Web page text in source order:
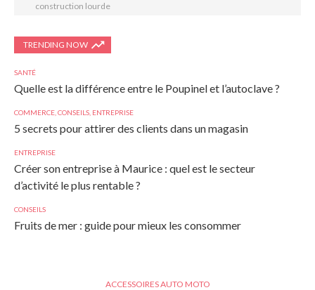
construction lourde
TRENDING NOW
SANTÉ
Quelle est la différence entre le Poupinel et l’autoclave ?
COMMERCE CONSEILS ENTREPRISE
5 secrets pour attirer des clients dans un magasin
ENTREPRISE
Créer son entreprise à Maurice : quel est le secteur
d’activité le plus rentable ?
CONSEILS
Fruits de mer : guide pour mieux les consommer
ACCESSOIRES AUTO MOTO